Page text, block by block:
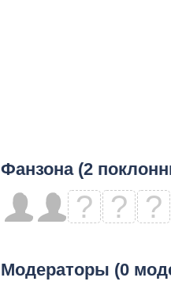
Фанзона (2
? ? ?
Модераторы (0